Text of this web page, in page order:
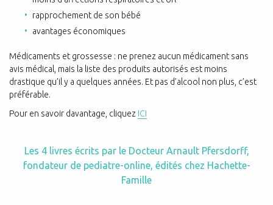
rapprochement de son bébé
avantages économiques
Médicaments et grossesse : ne prenez aucun médicament sans
avis médical, mais la liste des produits autorisés est moins
drastique qu’il y a quelques années. Et pas d’alcool non plus, c’est
préférable.
Pour en savoir davantage, cliquez ICI
Les 4 livres écrits par le Docteur Arnault Pfersdorff,
fondateur de pediatre-online, édités chez Hachette-
Famille